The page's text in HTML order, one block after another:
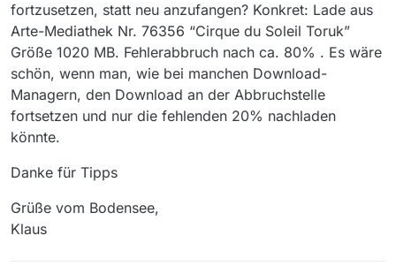
fortzusetzen, statt neu anzufangen? Konkret: Lade aus
Arte-Mediathek Nr. 76356 “Cirque du Soleil Toruk”
Größe 1020 MB. Fehlerabbruch nach ca. 80% . Es wäre
schön, wenn man, wie bei manchen Download-
Managern, den Download an der Abbruchstelle
fortsetzen und nur die fehlenden 20% nachladen
könnte.
Danke für Tipps
Grüße vom Bodensee,
Klaus